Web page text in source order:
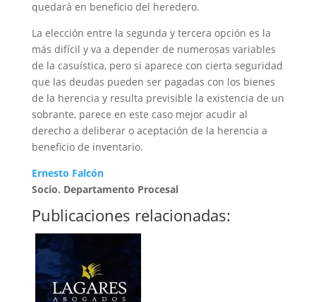
quedará en beneficio del heredero.
La elección entre la segunda y tercera opción es la
más difícil y va a depender de numerosas variables
de la casuística, pero si aparece con cierta seguridad
que las deudas pueden ser pagadas con los bienes
de la herencia y resulta previsible la existencia de un
sobrante, parece en este caso mejor acudir al
derecho a deliberar o aceptación de la herencia a
beneficio de inventario.
Ernesto Falcón
Socio. Departamento Procesal
Publicaciones relacionadas: